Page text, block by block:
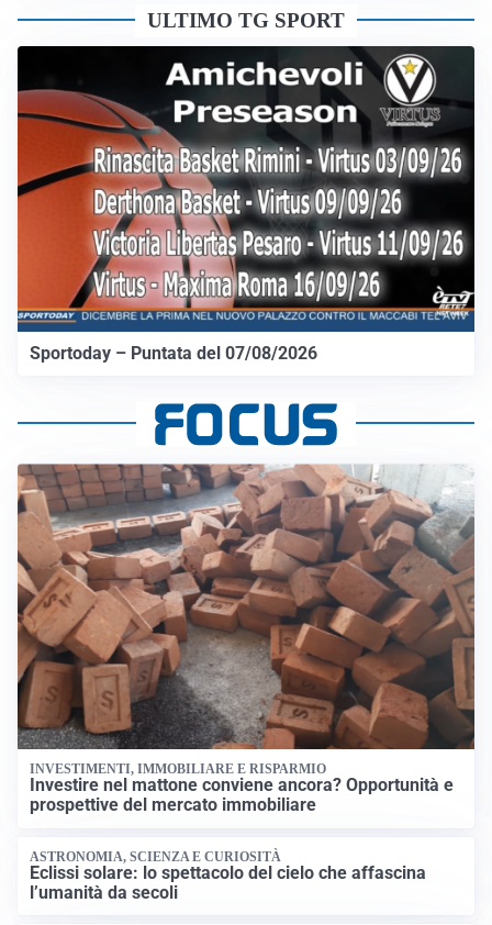
ULTIMO TG SPORT
Sportoday – Puntata del 07/08/2026
INVESTIMENTI, IMMOBILIARE E RISPARMIO
Investire nel mattone conviene ancora? Opportunità e
prospettive del mercato immobiliare
ASTRONOMIA, SCIENZA E CURIOSITÀ
Eclissi solare: lo spettacolo del cielo che affascina
l’umanità da secoli